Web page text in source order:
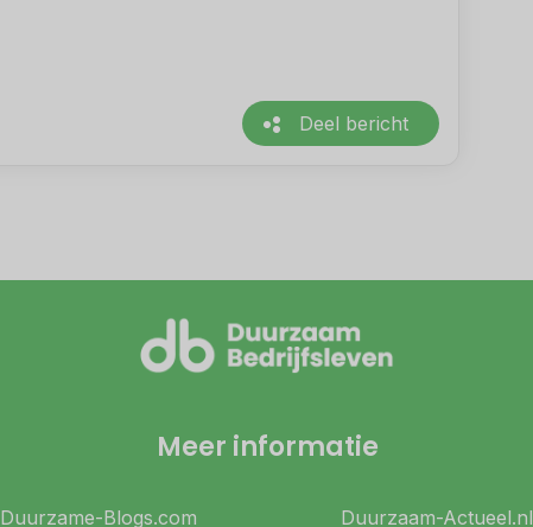
Deel bericht
Meer informatie
Duurzame-Blogs.com Duurzaam-Actueel.nl